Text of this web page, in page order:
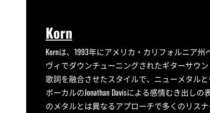
Korn
Kornは、1993年にアメリカ・カリフォルニア
ヴィでダウンチューニングされたギターサウ
歌詞を融合させたスタイルで、ニューメタル
ボーカルのJonathan Davisによる感情むき出し
のメタルとは異なるアプローチで多くのリス